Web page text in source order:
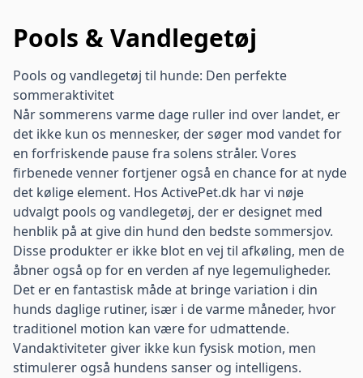
Pools & Vandlegetøj
Pools og vandlegetøj til hunde: Den perfekte
sommeraktivitet
Når sommerens varme dage ruller ind over landet, er
det ikke kun os mennesker, der søger mod vandet for
en forfriskende pause fra solens stråler. Vores
firbenede venner fortjener også en chance for at nyde
det kølige element. Hos ActivePet.dk har vi nøje
udvalgt pools og vandlegetøj, der er designet med
henblik på at give din hund den bedste sommersjov.
Disse produkter er ikke blot en vej til afkøling, men de
åbner også op for en verden af nye legemuligheder.
Det er en fantastisk måde at bringe variation i din
hunds daglige rutiner, især i de varme måneder, hvor
traditionel motion kan være for udmattende.
Vandaktiviteter giver ikke kun fysisk motion, men
stimulerer også hundens sanser og intelligens.